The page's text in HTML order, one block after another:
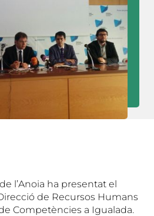
l’Anoia ha presentat el
de Recursos Humans
Competències a Igualada.